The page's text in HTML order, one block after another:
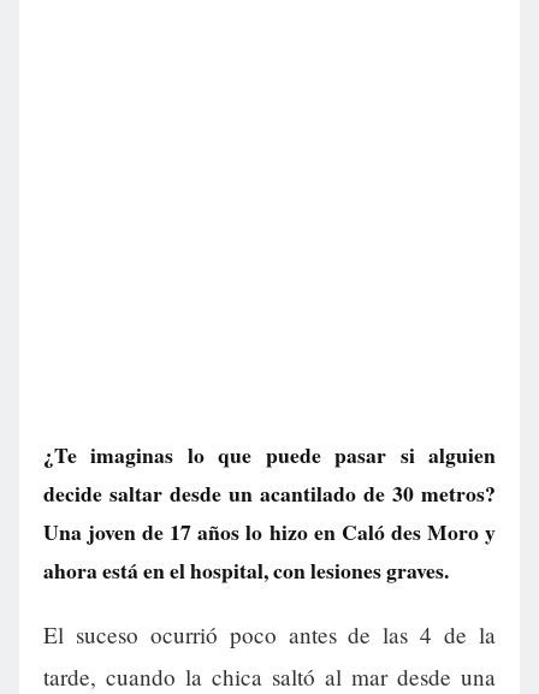
¿Te imaginas lo que puede pasar si alguien
decide saltar desde un acantilado de 30 metros?
Una joven de 17 años lo hizo en Caló des Moro y
ahora está en el hospital, con lesiones graves.
El suceso ocurrió poco antes de las 4 de la
tarde, cuando la chica saltó al mar desde una